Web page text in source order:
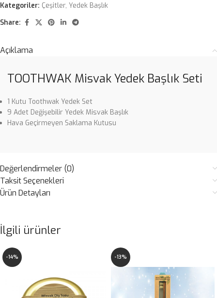
Kategoriler: Çeşitler, Yedek Başlık
Share:
Açıklama
TOOTHWAK Misvak Yedek Başlık Seti
1 Kutu Toothwak Yedek Set
9 Adet Değişebilir Yedek Misvak Başlık
Hava Geçirmeyen Saklama Kutusu
Değerlendirmeler (0)
Taksit Seçenekleri
Ürün Detayları
İlgili ürünler
-14% -13%